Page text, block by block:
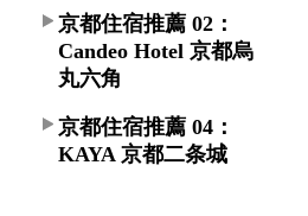
京都住宿推薦 02：
Candeo Hotel 京都烏
丸六角
京都住宿推薦 04：
KAYA 京都二条城